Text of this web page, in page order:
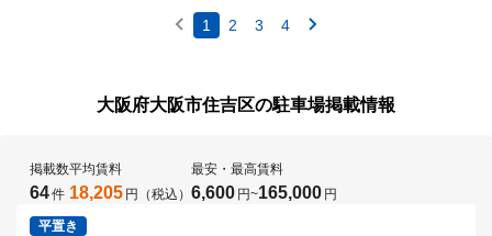
1 2 3 4
大阪府大阪市住吉区の駐車場掲載情報
掲載数
64件
平均賃料
18,205 円（税込）
最安・最高賃料
6,600 円~165,000 円
平置き